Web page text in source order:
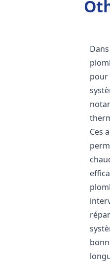
pour
Ces